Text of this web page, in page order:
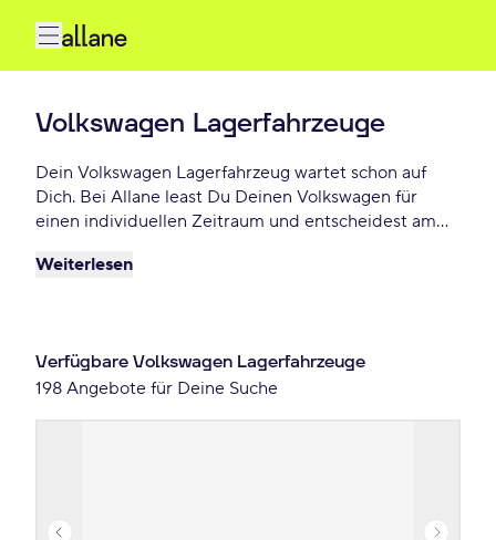
Volkswagen Lagerfahrzeuge
Dein Volkswagen Lagerfahrzeug wartet schon auf
Dich. Bei Allane least Du Deinen Volkswagen für
einen individuellen Zeitraum und entscheidest am
möchtest oder zurückgeben willst. Finde das
Weiterlesen
Verfügbare Volkswagen Lagerfahrzeuge
198 Angebote für Deine Suche